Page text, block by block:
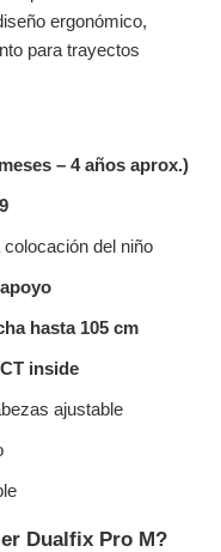
ergonómico,
para trayectos
– 4 años aprox.)
del niño
hasta 105 cm
inside
ajustable
Dualfix Pro M?